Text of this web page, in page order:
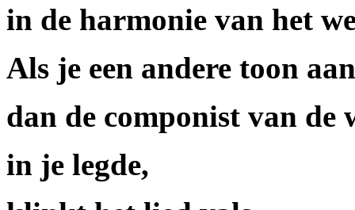
in de harmonie van het
Als je een andere toon
dan de componist van de
in je legde,